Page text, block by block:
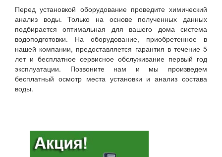
Перед установкой оборудование проведите химический
анализ воды. Только на основе полученных данных
подбирается оптимальная для вашего дома система
водоподготовки. На оборудование, приобретенное в
нашей компании, предоставляется гарантия в течение 5
лет и бесплатное сервисное обслуживание первый год
эксплуатации. Позвоните нам и мы произведем
бесплатный осмотр места установки и анализ состава
воды.